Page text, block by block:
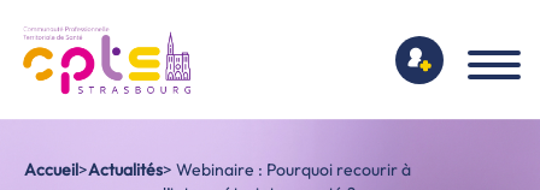
Accueil>Actualités> Webinaire : Pourquoi recourir à